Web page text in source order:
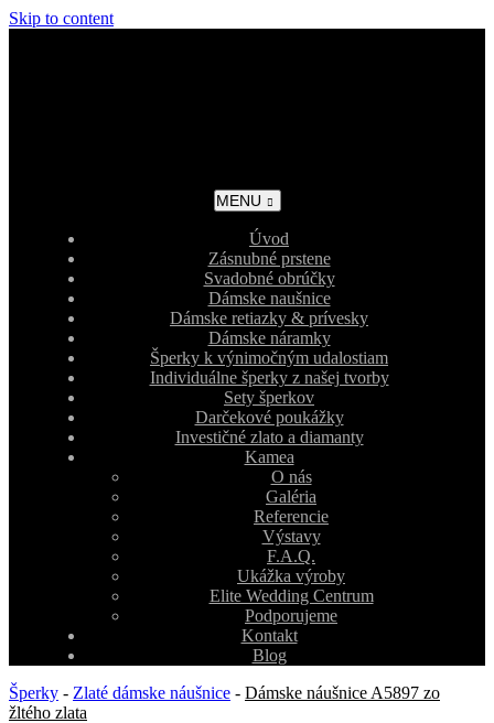
Skip to content
MENU
Úvod
Zásnubné prstene
Svadobné obrúčky
Dámske naušnice
Dámske retiazky & prívesky
Dámske náramky
Šperky k výnimočným udalostiam
Individuálne šperky z našej tvorby
Sety šperkov
Darčekové poukážky
Investičné zlato a diamanty
Kamea
O nás
Galéria
Referencie
Výstavy
F.A.Q.
Ukážka výroby
Elite Wedding Centrum
Podporujeme
Kontakt
Blog
Šperky - Zlaté dámske náušnice - Dámske náušnice A5897 zo
žltého zlata